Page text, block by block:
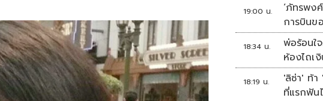
19:00 น.
‘ภัทรพง
การบินข
สัปดาห์
18:34 น.
พ่อร้อนใ
ห้องไถเ
18:19 น.
'ลิซ่า' ท้า
ที่แรกฟัน